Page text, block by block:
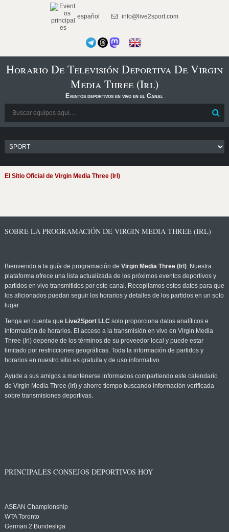
español info@live2sport.com
Horario De Televisión Deportiva De Virgin
Media Three (Irl)
Eventos deportivos en vivo en el Canal
El Sitio Oficial de Virgin Media Three (Irl)
SOBRE LA PROGRAMACIÓN DE VIRGIN MEDIA THREE (IRL)
Bienvenido a la guía de programación de Virgin Media Three (Irl). Nuestra
plataforma ofrece una lista actualizada de los próximos eventos deportivos y
partidos en vivo transmitidos por este canal. Recopilamos estos datos para que
los aficionados puedan seguir los horarios y detalles de los partidos en un solo
lugar.
Tenga en cuenta que Live2Sport LLC solo proporciona datos analíticos e
información de horarios. El acceso a la transmisión en vivo en Virgin Media
Three (Irl) depende de los términos de su proveedor local y puede estar
limitado por restricciones geográficas. Toda la información de partidos y
horarios en nuestro sitio es gratuita y de uso informativo.
Ayude a sus amigos a mantenerse informados compartiendo este calendario
de Virgin Media Three (Irl) y ahorre tiempo buscando información verificada
sobre transmisiones deportivas.
PRINCIPALES CONSEJOS DEPORTIVOS HOY
ASEAN Championship
WTA Toronto
German 2 Bundesliga